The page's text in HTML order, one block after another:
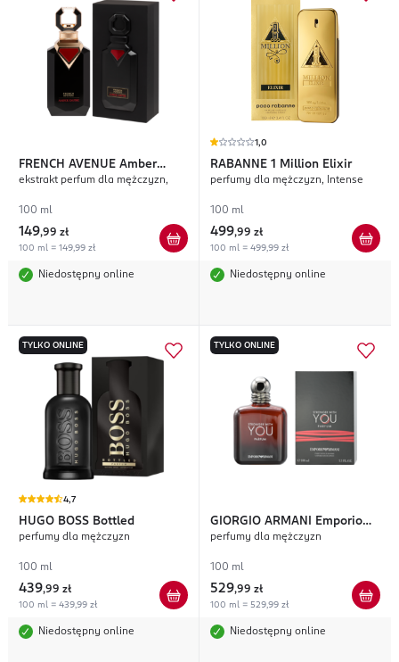
FRENCH AVENUE Amber
Empire
ekstrakt perfum dla mężczyzn,
100 ml
149,99 zł
100 ml = 149,99 zł
Niedostępny online
1,0
RABANNE 1 Million Elixir
perfumy dla mężczyzn, Intense
100 ml
499,99 zł
100 ml = 499,99 zł
Niedostępny online
TYLKO ONLINE
4,7
HUGO BOSS Bottled
perfumy dla mężczyzn
100 ml
439,99 zł
100 ml = 439,99 zł
Niedostępny online
TYLKO ONLINE
GIORGIO ARMANI
Emporio
Armani Stronger With You
Parfum
perfumy dla mężczyzn
100 ml
529,99 zł
100 ml = 529,99 zł
Niedostępny online